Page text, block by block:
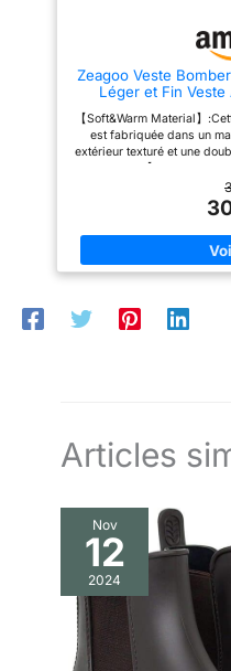
Zeagoo Veste
Léger et Fin Veste
Manches Longues
Verte avec 2
【Soft&Warm Material】
est fabriquée dans un
extérieur texturé et une
toucher. 【Attractive
glissière, bordures
glissière sur le devant,
bombardier peut montrer
veste bombardier
décontracté avec un tee-
assortir les
vol. Convient pour
sports / streetwear.
Articles
Nov
12
2024